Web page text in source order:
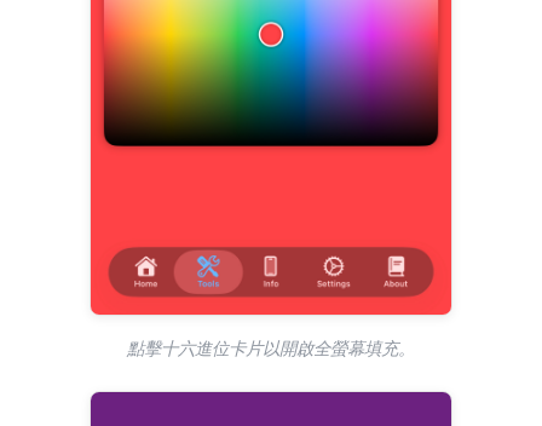
點擊十六進位卡片以開啟全螢幕填充。